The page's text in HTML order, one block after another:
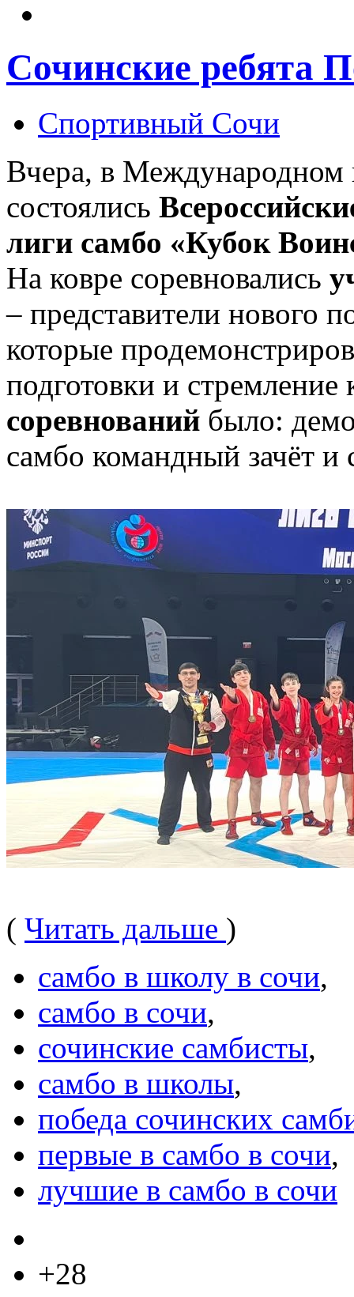
Сочинские ребята
Спортивный Сочи
Вчера, в Международном
состоялись
лиги самбо «Кубок
На ковре соревновались
– представители нового
которые
подготовки и стремление
соревнований было:
самбо командный зачёт и
( Читать дальше )
самбо в школу в сочи,
самбо в сочи,
сочинские самбисты,
самбо в школы,
победа сочинских
первые в самбо в сочи,
лучшие в самбо в сочи
+28